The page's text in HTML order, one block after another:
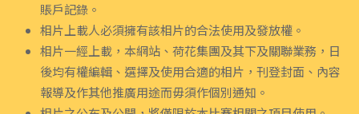
賬戶記錄。
相片上載人必須擁有該相片的合法使用及發放權。
相片一經上載，本網站、荷花集團及其下及關聯業務，日
後均有權編輯、選擇及使用合適的相片，刊登封面、內容
報導及作其他推廣用途而毋須作個別通知。